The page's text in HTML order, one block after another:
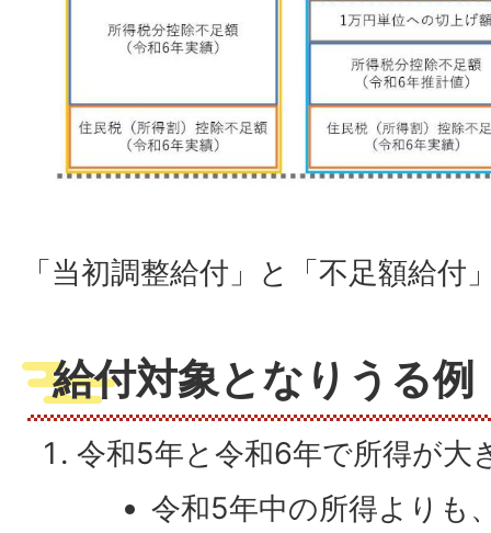
「当初調整給付」と「不足額給付
給付対象となりうる例
令和5年と令和6年で所得が大
令和5年中の所得よりも